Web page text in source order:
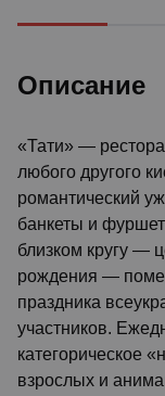
Описание
«Тати» —
любого другого
романтический
банкеты и
близком кругу —
рождения —
праздника
участников.
категорическое
взрослых и